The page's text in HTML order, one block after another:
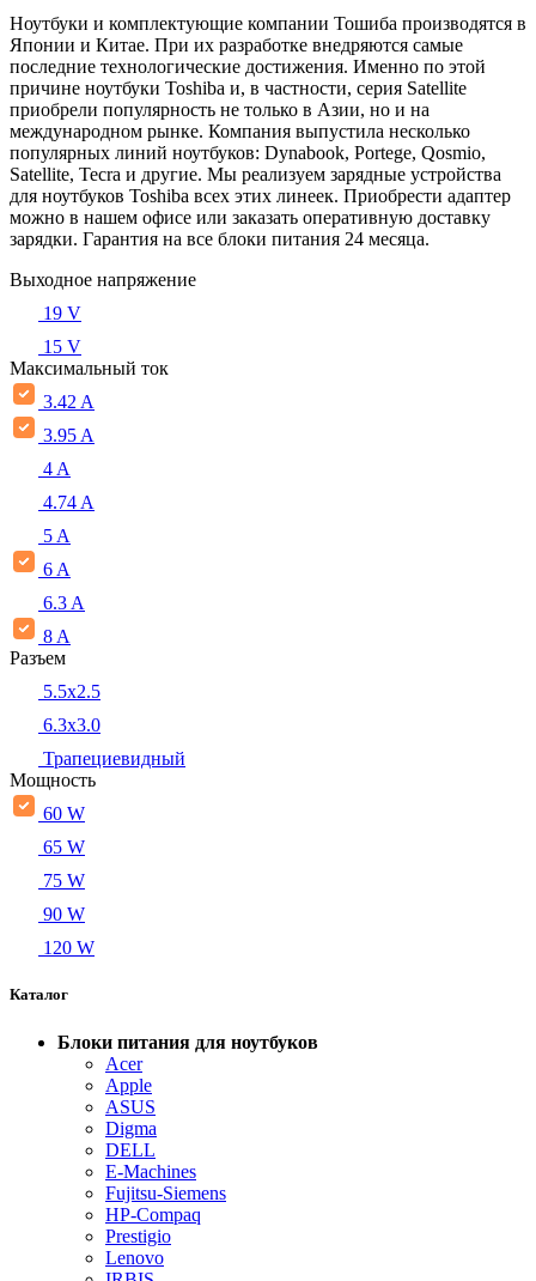
Ноутбуки и комплектующие компании Тошиба производятся в
Японии и Китае. При их разработке внедряются самые
последние технологические достижения. Именно по этой
причине ноутбуки Toshiba и, в частности, серия Satellite
приобрели популярность не только в Азии, но и на
международном рынке. Компания выпустила несколько
популярных линий ноутбуков: Dynabook, Portege, Qosmio,
Satellite, Tecra и другие. Мы реализуем зарядные устройства
для ноутбуков Toshiba всех этих линеек. Приобрести адаптер
можно в нашем офисе или заказать оперативную доставку
зарядки. Гарантия на все блоки питания 24 месяца.
Выходное напряжение
19 V
15 V
Максимальный ток
3.42 A
3.95 A
4 A
4.74 A
5 A
6 A
6.3 A
8 A
Разъем
5.5x2.5
6.3x3.0
Трапециевидный
Мощность
60 W
65 W
75 W
90 W
120 W
Каталог
Блоки питания для ноутбуков
Acer
Apple
ASUS
Digma
DELL
E-Machines
Fujitsu-Siemens
HP-Compaq
Prestigio
Lenovo